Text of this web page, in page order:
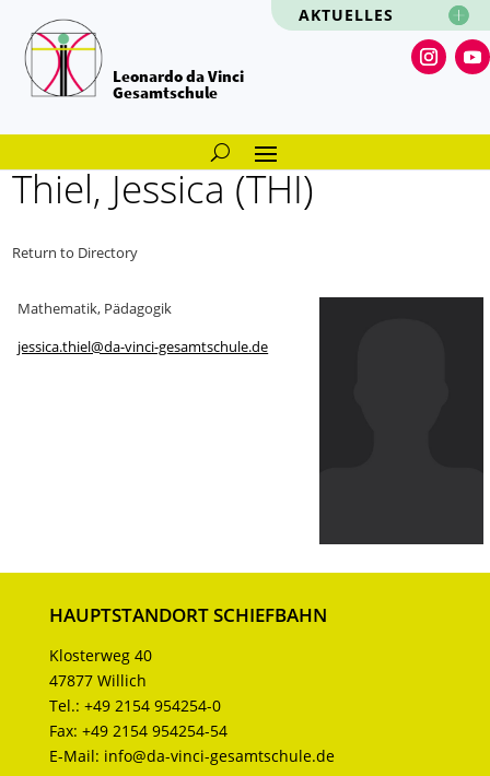
AKTUELLES
Leonardo da Vinci
Gesamtschule
Thiel, Jessica (THI)
Return to Directory
Mathematik, Pädagogik
jessica.thiel@da-vinci-gesamtschule.de
HAUPTSTANDORT SCHIEFBAHN
Klosterweg 40
47877 Willich
Tel.: +49 2154 954254-0
Fax: +49 2154 954254-54
E-Mail: info@da-vinci-gesamtschule.de